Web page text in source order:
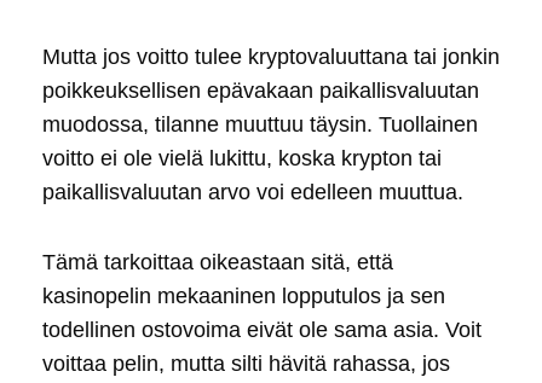
Mutta jos voitto tulee kryptovaluuttana tai jonkin
poikkeuksellisen epävakaan paikallisvaluutan
muodossa, tilanne muuttuu täysin. Tuollainen
voitto ei ole vielä lukittu, koska krypton tai
paikallisvaluutan arvo voi edelleen muuttua.
Tämä tarkoittaa oikeastaan sitä, että
kasinopelin mekaaninen lopputulos ja sen
todellinen ostovoima eivät ole sama asia. Voit
voittaa pelin, mutta silti hävitä rahassa, jos